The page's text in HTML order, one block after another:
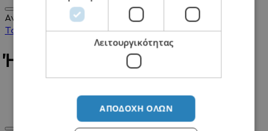
Αναζήτηση...
Το Καλάθι Μου0,00€ 0
Ήχου Σε CD
Σύγκριση Προϊόντων0
Λειτουργικότητας
ΑΠΟΔΟΧΉ ΌΛΩΝ